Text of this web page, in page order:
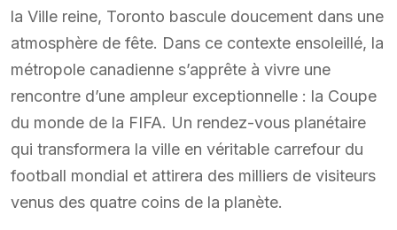
la Ville reine, Toronto bascule doucement dans une
atmosphère de fête. Dans ce contexte ensoleillé, la
métropole canadienne s’apprête à vivre une
rencontre d’une ampleur exceptionnelle : la Coupe
du monde de la FIFA. Un rendez-vous planétaire
qui transformera la ville en véritable carrefour du
football mondial et attirera des milliers de visiteurs
venus des quatre coins de la planète.